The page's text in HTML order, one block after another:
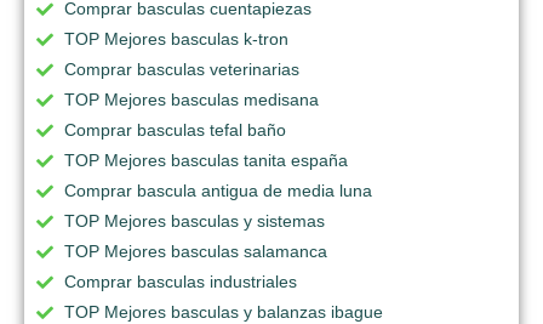
Comprar basculas cuentapiezas
TOP Mejores basculas k-tron
Comprar basculas veterinarias
TOP Mejores basculas medisana
Comprar basculas tefal baño
TOP Mejores basculas tanita españa
Comprar bascula antigua de media luna
TOP Mejores basculas y sistemas
TOP Mejores basculas salamanca
Comprar basculas industriales
TOP Mejores basculas y balanzas ibague